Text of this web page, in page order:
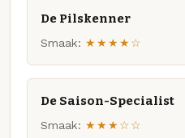
De Pilskenner
Smaak: ★★★★☆
De Saison-Specialist
Smaak: ★★★☆☆